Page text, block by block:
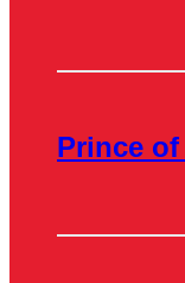
Prince of